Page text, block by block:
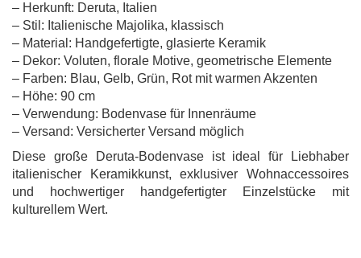
– Herkunft: Deruta, Italien
– Stil: Italienische Majolika, klassisch
– Material: Handgefertigte, glasierte Keramik
– Dekor: Voluten, florale Motive, geometrische Elemente
– Farben: Blau, Gelb, Grün, Rot mit warmen Akzenten
– Höhe: 90 cm
– Verwendung: Bodenvase für Innenräume
– Versand: Versicherter Versand möglich
Diese große Deruta-Bodenvase ist ideal für Liebhaber
italienischer Keramikkunst, exklusiver Wohnaccessoires
und hochwertiger handgefertigter Einzelstücke mit
kulturellem Wert.